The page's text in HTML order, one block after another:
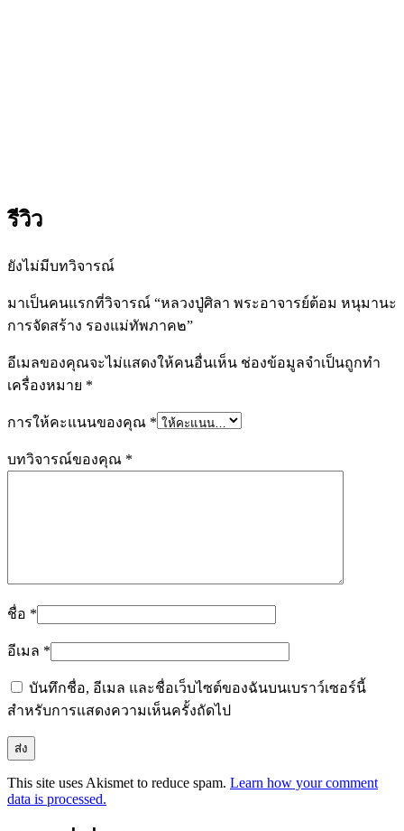
รีวิว
ยังไม่มีบทวิจารณ์
มาเป็นคนแรกที่วิจารณ์ “หลวงปู่ศิลา พระอาจารย์ต้อม หนุมานะ
การจัดสร้าง รองแม่ทัพภาค๒”
อีเมลของคุณจะไม่แสดงให้คนอื่นเห็น ช่องข้อมูลจำเป็นถูกทำ
เครื่องหมาย *
การให้คะแนนของคุณ *
บทวิจารณ์ของคุณ *
ชื่อ *
อีเมล *
บันทึกชื่อ, อีเมล และชื่อเว็บไซต์ของฉันบนเบราว์เซอร์นี้
สำหรับการแสดงความเห็นครั้งถัดไป
This site uses Akismet to reduce spam. Learn how your comment
data is processed.